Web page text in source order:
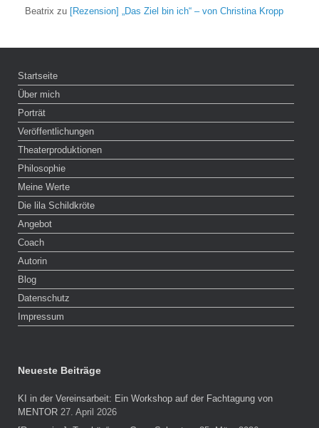
Beatrix zu [Rezension] „Das Ziel bin ich“ – von Christina Kropp
Startseite
Über mich
Porträt
Veröffentlichungen
Theaterproduktionen
Philosophie
Meine Werte
Die lila Schildkröte
Angebot
Coach
Autorin
Blog
Datenschutz
Impressum
Neueste Beiträge
KI in der Vereinsarbeit: Ein Workshop auf der Fachtagung von
MENTOR 27. April 2026